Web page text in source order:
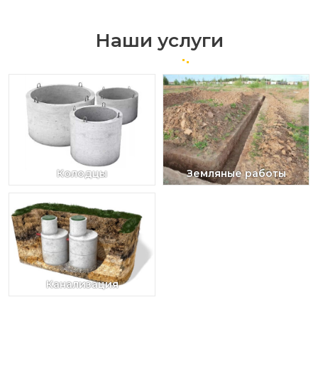
Наши услуги
Колодцы Земляные работы
Канализация